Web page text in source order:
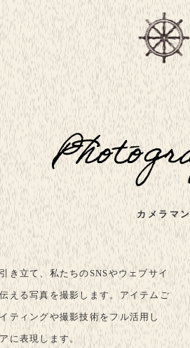
カメラマン
き立て、私たちのSNSやウェブサイ
える写真を撮影します。アイテムご
ティングや撮影技術をフル活用し
に表現します。